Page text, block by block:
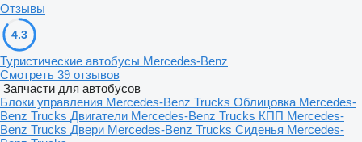
Отзывы
4.3
Туристические автобусы Mercedes-Benz
Смотреть 39 отзывов
Запчасти для автобусов
Блоки управления Mercedes-Benz Trucks Облицовка Mercedes-
Benz Trucks Двигатели Mercedes-Benz Trucks КПП Mercedes-
Benz Trucks Двери Mercedes-Benz Trucks Сиденья Mercedes-